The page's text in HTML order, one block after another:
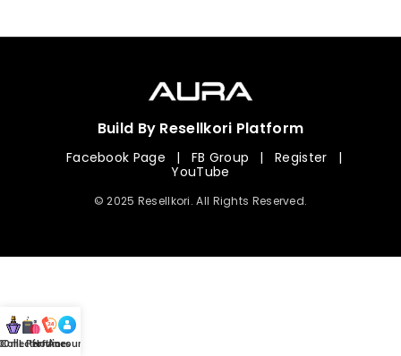
Build By Resellkori Platform
Facebook Page | FB Group | Register
|
YouTube
© 2025 Resellkori. All Rights Reserved.
mL Perfumes
Hotline
Account